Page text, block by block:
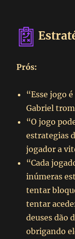
Prós:
“Esse jogo
Gabriel
“O jogo
estrategias
jogador a
“Cada
inúmeras
tentar
tentar
deuses dão
obrigando